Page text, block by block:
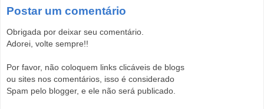
Postar um comentário
Obrigada por deixar seu comentário.
Adorei, volte sempre!!
Por favor, não coloquem links clicáveis de blogs
ou sites nos comentários, isso é considerado
Spam pelo blogger, e ele não será publicado.